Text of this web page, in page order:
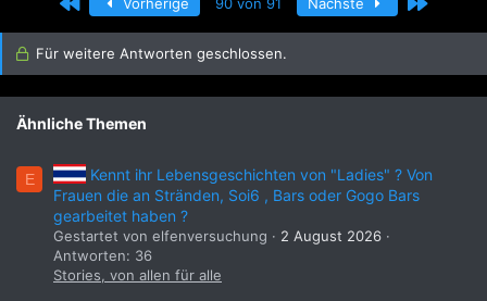
i
o
n
n
Vorherige 90 von 91 Nächste
Für weitere Antworten geschlossen.
Ähnliche Themen
E
Kennt ihr Lebensgeschichten von "Ladies" ? Von
Frauen die an Stränden, Soi6 , Bars oder Gogo Bars
gearbeitet haben ?
Gestartet von elfenversuchung
2 August 2026
Antworten: 36
Stories, von allen für alle